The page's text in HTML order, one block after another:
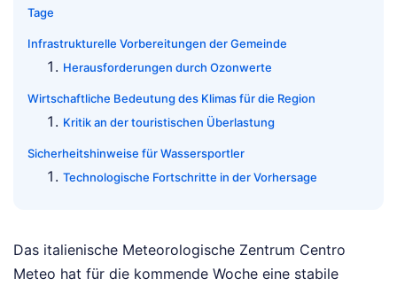
Tage
Infrastrukturelle Vorbereitungen der Gemeinde
Herausforderungen durch Ozonwerte
Wirtschaftliche Bedeutung des Klimas für die Region
Kritik an der touristischen Überlastung
Sicherheitshinweise für Wassersportler
Technologische Fortschritte in der Vorhersage
Das italienische Meteorologische Zentrum Centro
Meteo hat für die kommende Woche eine stabile